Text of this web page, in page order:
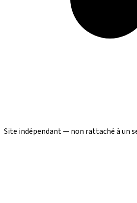
Site indépendant — non rattaché à un